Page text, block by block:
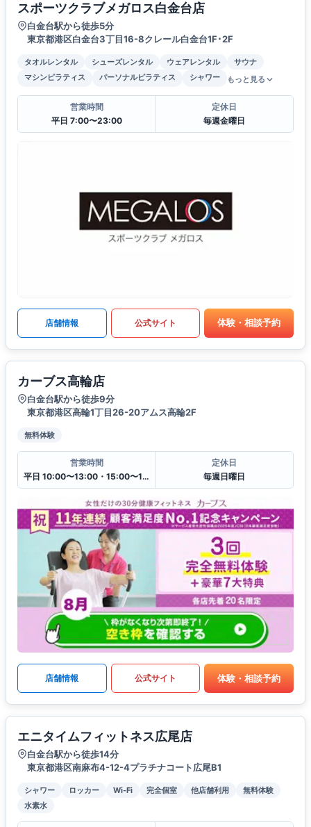
スポーツクラブメガロス白金台店
白金台駅から徒歩5分
東京都港区白金台3丁目16-8クレール白金台1F･2F
タオルレンタル シューズレンタル ウェアレンタル
サウナ
マシンピラティス
パーソナルピラティス シャワー もっと見る
営業時間
平日 7:00〜23:00
定休日
毎週金曜日
店舗情報 公式サイト 体験・相談予約
カーブス高輪店
白金台駅から徒歩9分
東京都港区高輪1丁目26-20アムス高輪2F
無料体験
営業時間
平日 10:00〜13:00・15:00〜19:00
定休日
毎週日曜日
店舗情報 公式サイト 体験・相談予約
エニタイムフィットネス広尾店
白金台駅から徒歩14分
東京都港区南麻布4-12-4プラチナコート広尾B1
シャワー ロッカー Wi-Fi 完全個室 他店舗利用
無料体験
水素水